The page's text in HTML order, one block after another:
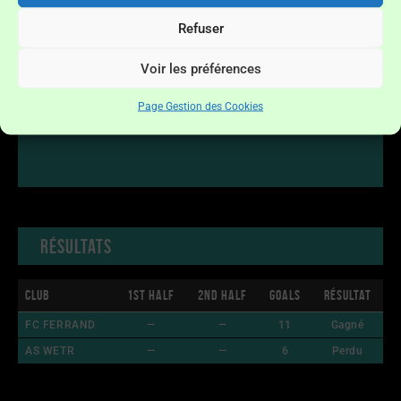
Refuser
Voir les préférences
Page Gestion des Cookies
Résultats
Club 1st Half 2nd Half Goals Résultat
FC FERRAND — — 11 Gagné
AS WETR — — 6 Perdu